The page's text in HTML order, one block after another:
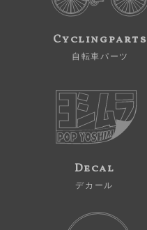
Cyclingparts
自転車パーツ
Decal
デカール